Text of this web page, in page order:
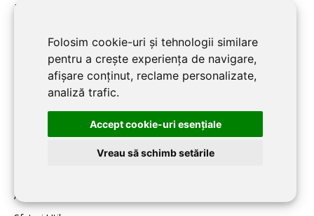
Folosim cookie-uri și tehnologii similare
pentru a crește experiența de navigare,
afișare conținut, reclame personalizate,
analiză trafic.
Accept cookie-uri esenţiale
Vreau să schimb setările
Home
Inscriere firmă în BRASOV CONSTRUCT
Contact redacţia BRASOV CONSTRUCT
BLOG BRASOV CONSTRUCT:
Articole de specialitate